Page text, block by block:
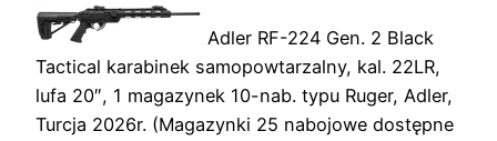
Adler RF-224 Gen. 2 Black
Tactical karabinek samopowtarzalny, kal. 22LR,
lufa 20″, 1 magazynek 10-nab. typu Ruger, Adler,
Turcja 2026r. (Magazynki 25 nabojowe dostępne